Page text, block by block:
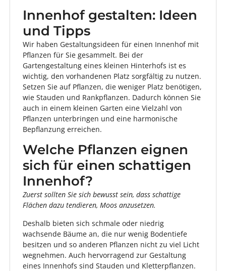
Innenhof gestalten: Ideen
und Tipps
Wir haben Gestaltungsideen für einen Innenhof mit
Pflanzen für Sie gesammelt. Bei der
Gartengestaltung eines kleinen Hinterhofs ist es
wichtig, den vorhandenen Platz sorgfältig zu nutzen.
Setzen Sie auf Pflanzen, die weniger Platz benötigen,
wie Stauden und Rankpflanzen. Dadurch können Sie
auch in einem kleinen Garten eine Vielzahl von
Pflanzen unterbringen und eine harmonische
Bepflanzung erreichen.
Welche Pflanzen eignen
sich für einen schattigen
Innenhof?
Zuerst sollten Sie sich bewusst sein, dass schattige
Flächen dazu tendieren, Moos anzusetzen.
Deshalb bieten sich schmale oder niedrig
wachsende Bäume an, die nur wenig Bodentiefe
besitzen und so anderen Pflanzen nicht zu viel Licht
wegnehmen. Auch hervorragend zur Gestaltung
eines Innenhofs sind Stauden und Kletterpflanzen.